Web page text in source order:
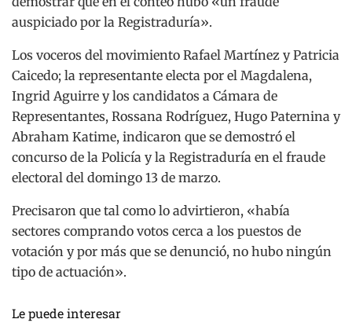
auspiciado por la Registraduría».
Los voceros del movimiento Rafael Martínez y Patricia
Caicedo; la representante electa por el Magdalena,
Ingrid Aguirre y los candidatos a Cámara de
Representantes, Rossana Rodríguez, Hugo Paternina y
Abraham Katime, indicaron que se demostró el
concurso de la Policía y la Registraduría en el fraude
electoral del domingo 13 de marzo.
Precisaron que tal como lo advirtieron, «había
sectores comprando votos cerca a los puestos de
votación y por más que se denunció, no hubo ningún
tipo de actuación».
Le puede interesar